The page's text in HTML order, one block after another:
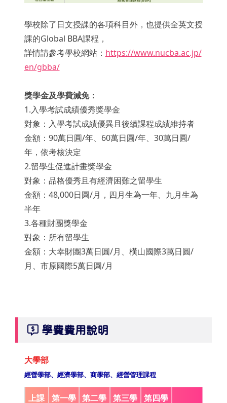
學校除了日文授課的各項科目外，也提供全英文授
課的Global BBA課程，
詳情請參考學校網站： https://www.nucba.ac.jp/
en/gbba/
獎學金及學費減免：
1.入學考試成績優秀獎學金
對象：入學考試成績優異且後續課程成績維持者
金額：90萬日圓/年、60萬日圓/年、30萬日圓/
年，依考核決定
2.留學生促進計畫獎學金
對象：品格優秀且有經濟困難之留學生
金額：48,000日圓/月，四月生為一年、九月生為
半年
3.各種財團獎學金
對象：所有留學生
金額：大幸財團3萬日圓/月、橫山國際3萬日圓/
月、市原國際5萬日圓/月
學費費用說明
大學部
經營學部、經濟學部、商學部、經營管理課程
上課 第一學 第二學 第三學 第四學